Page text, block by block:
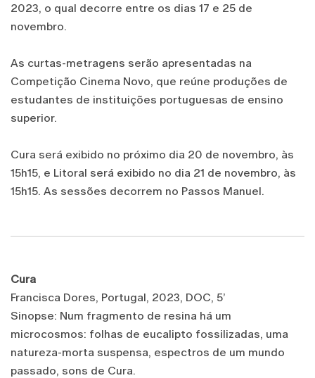
2023, o qual decorre entre os dias 17 e 25 de
novembro.
As curtas-metragens serão apresentadas na
Competição Cinema Novo, que reúne produções de
estudantes de instituições portuguesas de ensino
superior.
Cura será exibido no próximo dia 20 de novembro, às
15h15, e Litoral será exibido no dia 21 de novembro, às
15h15. As sessões decorrem no Passos Manuel.
Cura
Francisca Dores, Portugal, 2023, DOC, 5’
Sinopse: Num fragmento de resina há um
microcosmos: folhas de eucalipto fossilizadas, uma
natureza-morta suspensa, espectros de um mundo
passado, sons de Cura.